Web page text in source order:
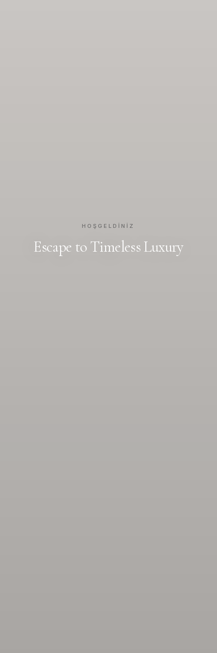
HOŞGELDINIZ
Escape to Timeless Luxury